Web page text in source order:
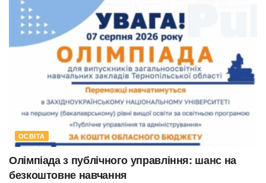
ОСВІТА
Олімпіада з публічного управління: шанс на
безкоштовне навчання